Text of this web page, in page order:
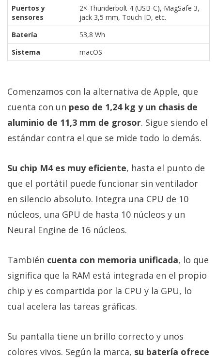
Puertos y
sensores
2× Thunderbolt 4 (USB-C), MagSafe 3,
jack 3,5 mm, Touch ID, etc.
Batería
53,8 Wh
Sistema
macOS
Comenzamos con la alternativa de Apple, que
cuenta con un peso de 1,24 kg y un chasis de
aluminio de 11,3 mm de grosor. Sigue siendo el
estándar contra el que se mide todo lo demás.
Su chip M4 es muy eficiente, hasta el punto de
que el portátil puede funcionar sin ventilador
en silencio absoluto. Integra una CPU de 10
núcleos, una GPU de hasta 10 núcleos y un
Neural Engine de 16 núcleos.
También cuenta con memoria unificada, lo que
significa que la RAM está integrada en el propio
chip y es compartida por la CPU y la GPU, lo
cual acelera las tareas gráficas.
Su pantalla tiene un brillo correcto y unos
colores vivos. Según la marca, su batería ofrece